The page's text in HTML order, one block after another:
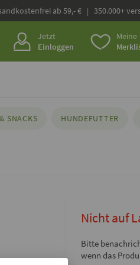
ab 59,- € | 350.000+
Jetzt
Einloggen
Meine
SNACKS HUNDEFUTTER
Nicht auf
Bitte
wenn das